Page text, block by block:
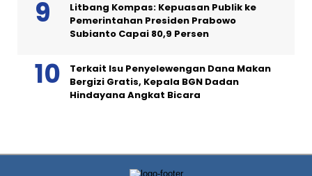
Litbang Kompas: Kepuasan Publik ke
Pemerintahan Presiden Prabowo
Subianto Capai 80,9 Persen
Terkait Isu Penyelewengan Dana Makan
Bergizi Gratis, Kepala BGN Dadan
Hindayana Angkat Bicara